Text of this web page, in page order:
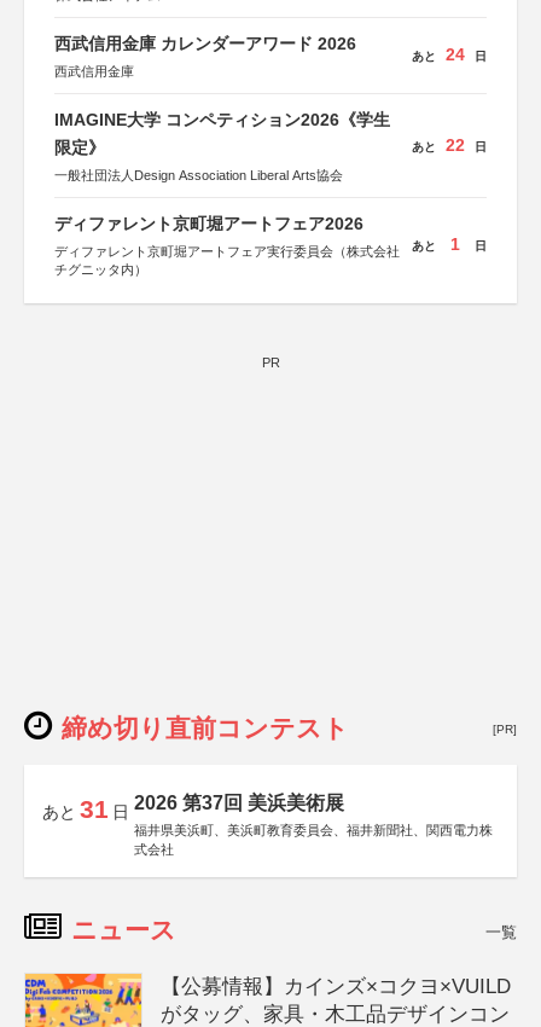
西武信用金庫 カレンダーアワード 2026
西武信用金庫
あと 24 日
IMAGINE大学 コンペティション2026《学生
限定》
一般社団法人Design Association Liberal Arts協会
あと 22 日
ディファレント京町堀アートフェア2026
ディファレント京町堀アートフェア実行委員会（株式会社
チグニッタ内）
あと 1 日
PR
締め切り直前コンテスト [PR]
あと 31 日 2026 第37回 美浜美術展
福井県美浜町、美浜町教育委員会、福井新聞社、関西電力株
式会社
ニュース 一覧
【公募情報】カインズ×コクヨ×VUILD
がタッグ、家具・木工品デザインコン